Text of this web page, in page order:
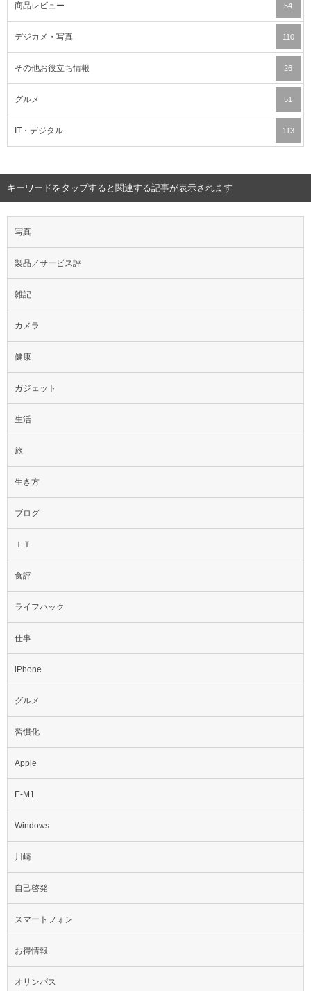
商品レビュー 54
デジカメ・写真 110
その他お役立ち情報 26
グルメ 51
IT・デジタル 113
キーワードをタップすると関連する記事が表示されます
写真
製品／サービス評
雑記
カメラ
健康
ガジェット
生活
旅
生き方
ブログ
ＩＴ
食評
ライフハック
仕事
iPhone
グルメ
習慣化
Apple
E-M1
Windows
川崎
自己啓発
スマートフォン
お得情報
オリンパス